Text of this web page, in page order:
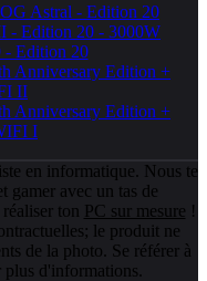
Astral - Edition 20
- Edition 20 - 3000W
- Edition 20
Anniversary Edition +
II
Anniversary Edition +
I
en informatique. Nous te
gamer avec un tas de
ton PC sur mesure !
le produit ne
de la photo. Se référer à
d'informations.